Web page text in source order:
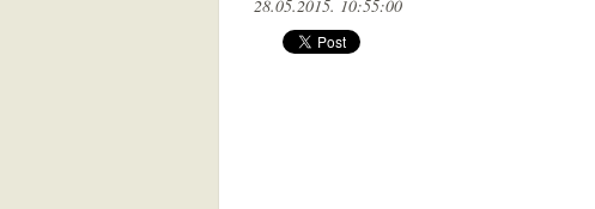
28.05.2015. 10:55:00